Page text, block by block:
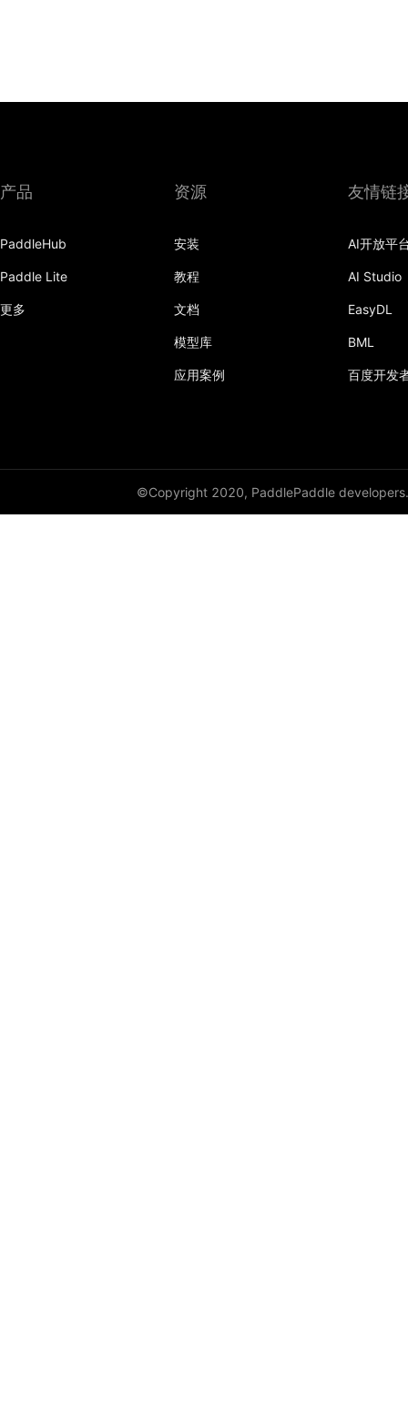
产品
PaddleHub
Paddle Lite
更多
资源
安装
教程
文档
模型库
应用案例
友情链
AI开放平
AI Studio
EasyDL
BML
百度开发
©Copyright 2020, PaddlePaddle developers.